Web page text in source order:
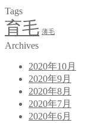
Tags
育毛 薄毛
Archives
2020年10月
2020年9月
2020年8月
2020年7月
2020年6月